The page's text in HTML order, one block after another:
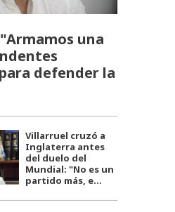
una
defender la
Villarruel cruzó a
Inglaterra antes
del duelo del
Mundial: "No es un
partido más, e...